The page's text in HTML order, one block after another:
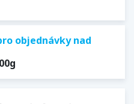
objednávky nad